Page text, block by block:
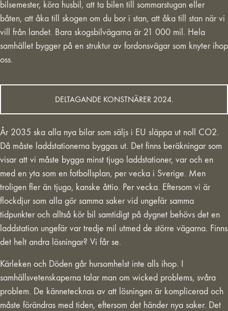
bilsemester, köra husbil, att ta bilen till sommarstugan eller
båten, att åka till skogen om du bor i stan, att åka till stan när vi
vill från landet. Bara skogsbilvägarna är 21 000 mil. Hela
samhället bygger på en struktur av fordonsvägar som knyter ihop
oss.
DELTAGANDE KONSTNÄRER 2024.
År 2035 ska alla nya bilar som säljs i EU släppa ut noll CO2.
Då måste laddstationerna byggas ut. Det finns beräkningar som
visar att vi måste bygga minst tjugo laddstationer, var och en
med en yta som en fotbollsplan, per vecka i Sverige. Men
troligen fler än tjugo, kanske åttio. Per vecka. Eftersom vi är
flockdjur som alla gör samma saker vid ungefär samma
tidpunkter och alltså kör bil samtidigt på dygnet behövs det en
laddstation ungefär var tredje mil utmed de större vägarna. Finns
det helt andra lösningar? Vi får se.
Kärleken och Döden går hursomhelst inte alls ihop. I
samhällsvetenskaperna talar man om wicked problems, svåra
problem. De kännetecknas av att lösningen är komplicerad och
måste förändras med tiden, eftersom det händer nya saker. Det